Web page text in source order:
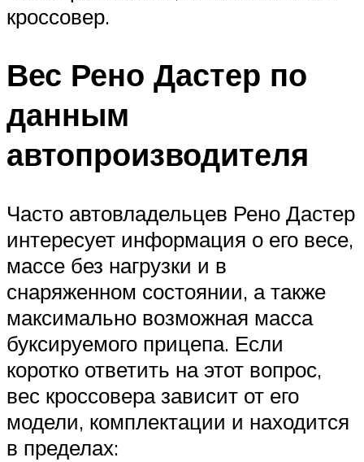
кроссовер.
Вес Рено Дастер по
данным
автопроизводителя
Часто автовладельцев Рено Дастер
интересует информация о его весе,
массе без нагрузки и в
снаряженном состоянии, а также
максимально возможная масса
буксируемого прицепа. Если
коротко ответить на этот вопрос,
вес кроссовера зависит от его
модели, комплектации и находится
в пределах: